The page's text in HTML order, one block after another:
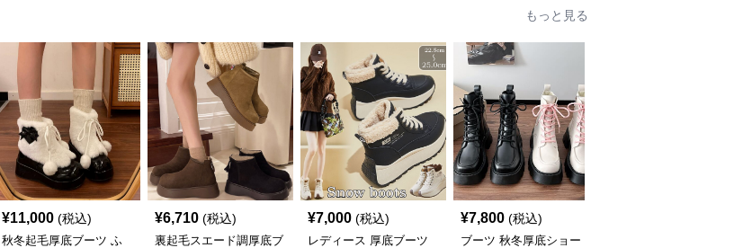
もっと見る
¥11,000 (税込)
秋冬起毛厚底ブーツ ふ
¥6,710 (税込)
裏起毛スエード調厚底ブ
¥7,000 (税込)
レディース 厚底ブーツ
¥7,800 (税込)
ブーツ 秋冬厚底ショー